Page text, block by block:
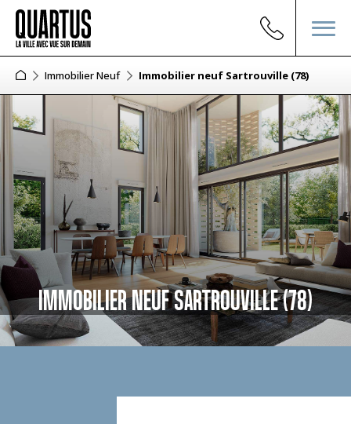
Immobilier Neuf Immobilier neuf Sartrouville (78)
IMMOBILIER NEUF SARTROUVILLE (78)